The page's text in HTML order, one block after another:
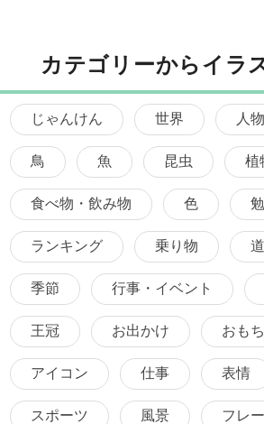
カテゴリーからイラ
じゃんけん 世界 人物
鳥 魚 昆虫 植
食べ物・飲み物 色
ランキング 乗り物
季節 行事・イベント
王冠 お出かけ おも
アイコン 仕事 表情
スポーツ 風景 フレ